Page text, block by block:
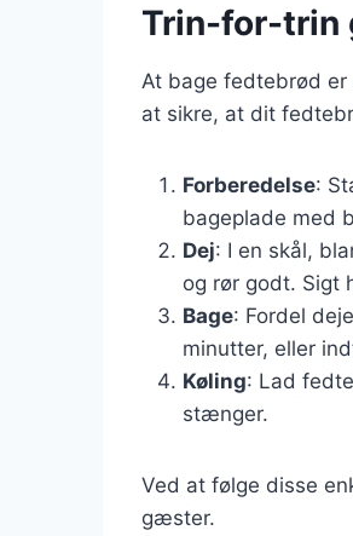
Trin-for-trin
At bage fedtebrød er
at sikre, at dit
Forberedelse:
bageplade med
Dej: I en skål,
og rør godt. Sigt
Bage: Fordel
minutter, eller
Køling: Lad
stænger.
Ved at følge disse
gæster.